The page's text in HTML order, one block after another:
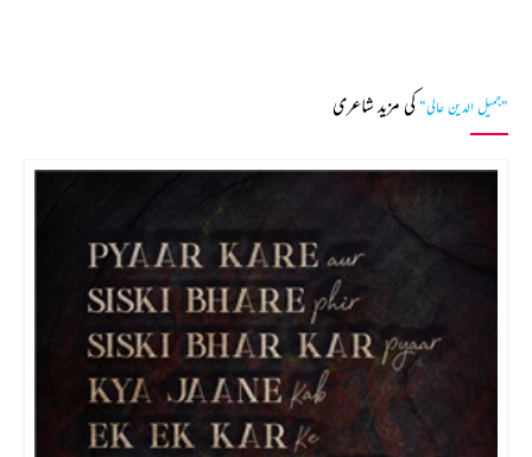
"جمیل الدین عالی" کی مزید شاعری